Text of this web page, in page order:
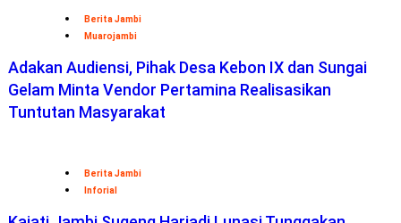
Berita Jambi
Muarojambi
Adakan Audiensi, Pihak Desa Kebon IX dan Sungai
Gelam Minta Vendor Pertamina Realisasikan
Tuntutan Masyarakat
Berita Jambi
Inforial